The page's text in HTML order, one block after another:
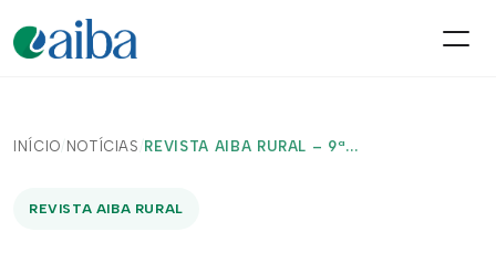
INÍCIO/ NOTÍCIAS / REVISTA AIBA RURAL – 9ª...
REVISTA AIBA RURAL